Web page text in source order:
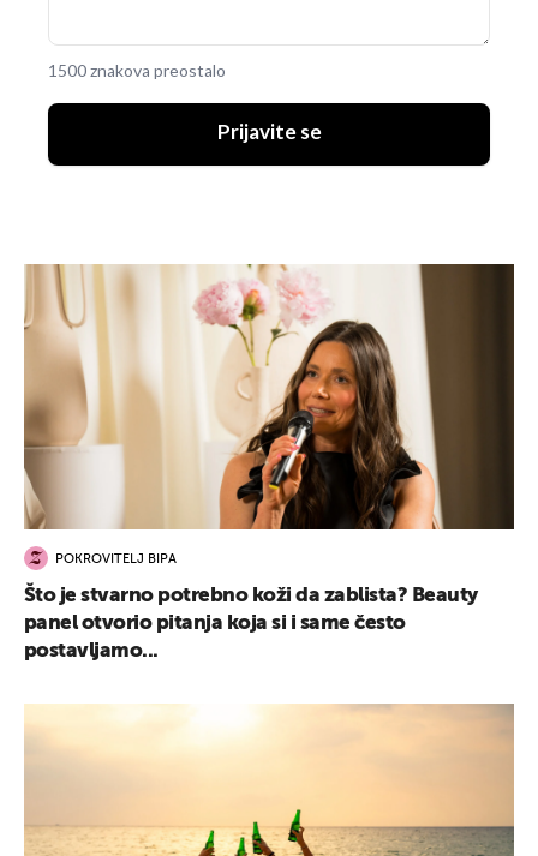
1500 znakova preostalo
Prijavite se
POKROVITELJ BIPA
Što je stvarno potrebno koži da zablista? Beauty
panel otvorio pitanja koja si i same često
postavljamo...